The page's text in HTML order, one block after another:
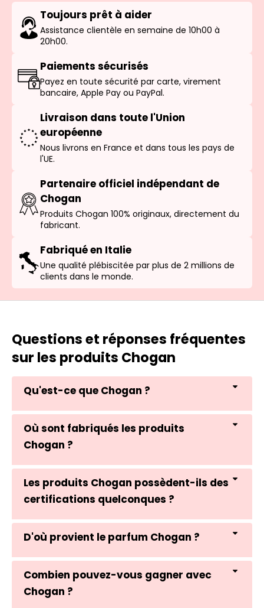
Toujours prêt à aider
Assistance clientèle en semaine de 10h00 à
20h00.
Paiements sécurisés
Payez en toute sécurité par carte, virement
bancaire, Apple Pay ou PayPal.
Livraison dans toute l'Union
européenne
Nous livrons en France et dans tous les pays de
l'UE.
Partenaire officiel indépendant de
Chogan
Produits Chogan 100% originaux, directement du
fabricant.
Fabriqué en Italie
Une qualité plébiscitée par plus de 2 millions de
clients dans le monde.
Questions et réponses fréquentes
sur les produits Chogan
Qu'est-ce que Chogan ?
Où sont fabriqués les produits
Chogan ?
Les produits Chogan possèdent-ils des
certifications quelconques ?
D'où provient le parfum Chogan ?
Combien pouvez-vous gagner avec
Chogan ?